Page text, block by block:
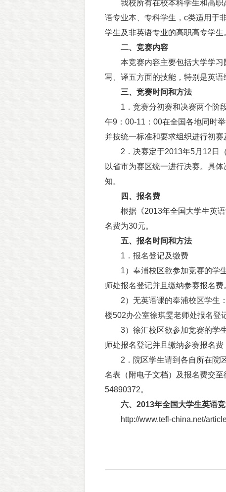
我校所有在校本科学生和高职
语专业本、专科学生，c类适用于
学生及非英语专业的高职高专学生
二、竞赛内容
本竞赛内容主要包括大学学习
写、译五方面的技能，特别是英语
三、竞赛时间和方法
1．竞赛分初赛和决赛两个阶段
午9：00-11：00在全国各地同时
并按统一标准和要求组织进行初赛
2．决赛定于2013年5月12日（
以省市为赛区统一进行决赛。具
知。
四、报名费
根据《2013年全国大学生英语
名费为30元。
五、报名时间和方法
1．报名登记及缴费
1）奉浦校区欲参加竞赛的学生
师处报名登记并且缴纳参赛报名费
2）无英语课的奉浦校区学生：
楼502办公室徐琪雯老师处报名登
3）徐汇校区欲参加竞赛的学生
师处报名登记并且缴纳参赛报名费
2．院区学生请到各自所在院区
名表（附电子文档）及报名费交
54890372。
六、2013年全国大学生英语
http://www.tefl-china.net/
上海商学院
二〇一三